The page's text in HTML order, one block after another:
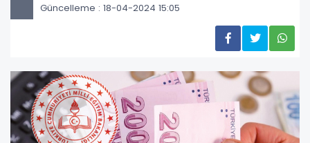
Güncelleme : 18-04-2024 15:05